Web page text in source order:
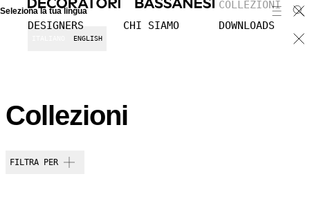
Seleziona la tua lingua
ENGLISH
COLLEZIONI
DESIGNERS
CHI SIAMO DOWNLOADS
Collezioni
FILTRA PER